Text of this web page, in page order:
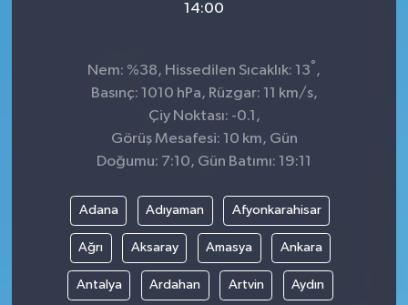
14:00
Nem: %38, Hissedilen Sıcaklık: 13° ,
Basınç: 1010 hPa, Rüzgar: 11 km/s,
Çiy Noktası: -0.1,
Görüş Mesafesi: 10 km, Gün
Doğumu: 7:10, Gün Batımı: 19:11
Adana Adıyaman Afyonkarahisar
Ağrı Aksaray Amasya Ankara
Antalya Ardahan Artvin Aydın